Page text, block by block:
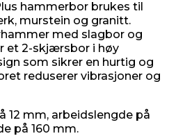
hammerbor brukes til
murstein og granitt.
med slagbor og
et 2-skjærsbor i høy
som sikrer en hurtig og
reduserer vibrasjoner og
12 mm, arbeidslengde på
på 160 mm.